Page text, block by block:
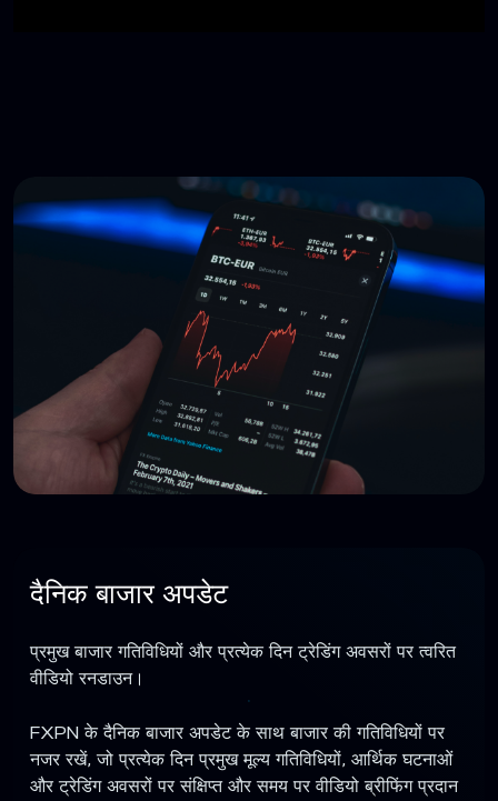
दैनिक बाजार अपडेट
प्रमुख बाजार गतिविधियों और प्रत्येक दिन ट्रेडिंग अवसरों पर त्वरित
वीडियो रनडाउन।
FXPN के दैनिक बाजार अपडेट के साथ बाजार की गतिविधियों पर
नजर रखें, जो प्रत्येक दिन प्रमुख मूल्य गतिविधियों, आर्थिक घटनाओं
और ट्रेडिंग अवसरों पर संक्षिप्त और समय पर वीडियो ब्रीफिंग प्रदान